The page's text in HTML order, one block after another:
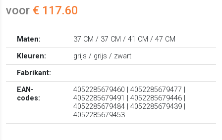
voor € 117.60
Maten:
37 CM / 37 CM / 41 CM / 47 CM
Kleuren:
grijs / grijs / zwart
Fabrikant:
EAN-
codes:
4052285679460 | 4052285679477 |
4052285679491 | 4052285679446 |
4052285679484 | 4052285679439 |
4052285679453